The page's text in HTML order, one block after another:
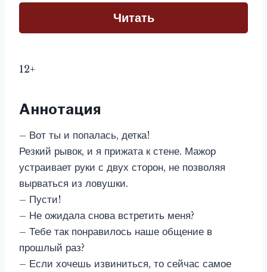
Читать
12+
Аннотация
– Вот ты и попалась, детка!
Резкий рывок, и я прижата к стене. Мажор
устраивает руки с двух сторон, не позволяя
вырваться из ловушки.
– Пусти!
– Не ожидала снова встретить меня?
– Тебе так понравилось наше общение в
прошлый раз?
– Если хочешь извиниться, то сейчас самое